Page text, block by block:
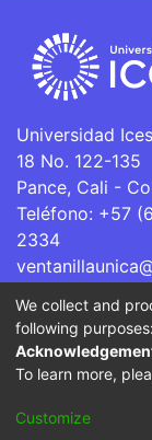
Universidad
18 No. 122-135
Pance, Cali -
Teléfono: +57
2334
La
Superior que se
por parte
Cookie
We collect and
following purposes:
To learn more,
Customize